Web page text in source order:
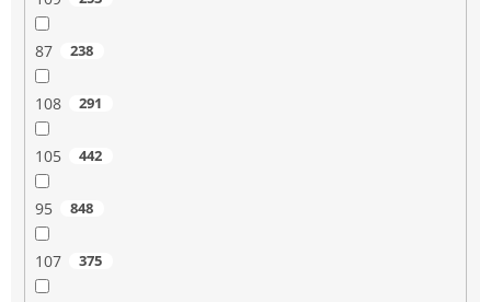
87 238
108 291
105 442
95 848
107 375